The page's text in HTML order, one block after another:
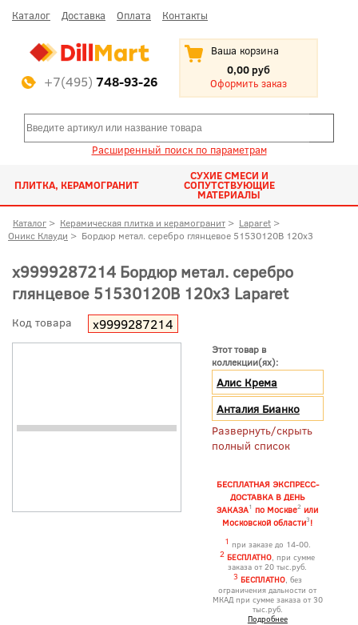
Каталог Доставка Оплата Контакты
+7(495) 748-93-26
Ваша корзина
0,00 руб
Оформить заказ
Расширенный поиск по параметрам
ПЛИТКА, КЕРАМОГРАНИТ
СУХИЕ СМЕСИ И
СОПУТСТВУЮЩИЕ
МАТЕРИАЛЫ
Каталог > Керамическая плитка и керамогранит > Laparet >
Оникс Клауди > Бордюр метал. серебро глянцевое 51530120B 120x3
х9999287214 Бордюр метал. серебро
глянцевое 51530120B 120x3 Laparet
Код товара х9999287214
Этот товар в
коллекции(ях):
Алис Крема
Анталия Бианко
Развернуть/скрыть
полный список
БЕСПЛАТНАЯ ЭКСПРЕСС-
ДОСТАВКА В ДЕНЬ
ЗАКАЗА1 по Москве2 или
Московской области3!
1 при заказе до 14-00.
2 БЕСПЛАТНО, при сумме
заказа от 20 тыс.руб.
3 БЕСПЛАТНО, без
ограничения дальности от
МКАД при сумме заказа от 30
тыс.руб.
Подробнее